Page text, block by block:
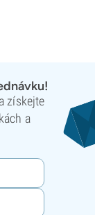
získejte
a